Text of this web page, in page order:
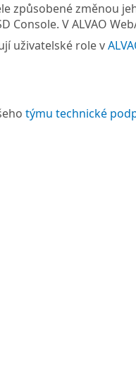
způsobené změnou
V ALVAO
uživatelské role v
týmu technické